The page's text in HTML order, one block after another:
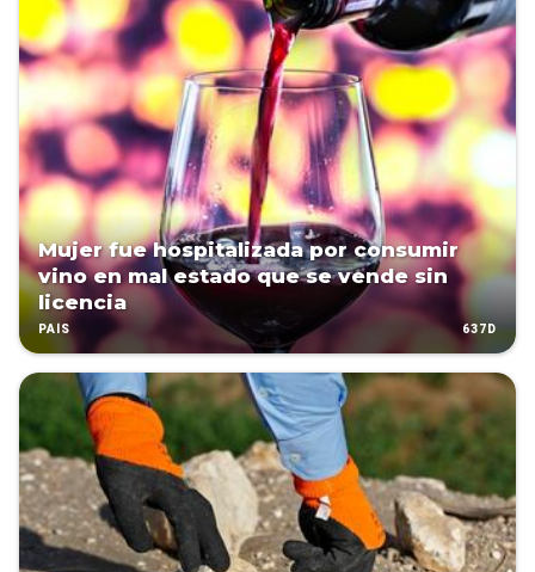
Mujer fue hospitalizada por consumir
vino en mal estado que se vende sin
licencia
PAÍS 637D